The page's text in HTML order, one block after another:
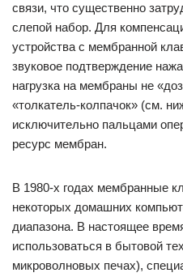
связи, что существенно
слепой набор. Для
устройства с мембранной
звуковое подтверждение
нагрузка на мембраны не
«толкатель-колпачок» (см.
исключительно пальцами
ресурс мембран.
В 1980-х годах мембранные
некоторых домашних
диапазона. В настоящее
использоваться в бытовой
микроволновых печах),